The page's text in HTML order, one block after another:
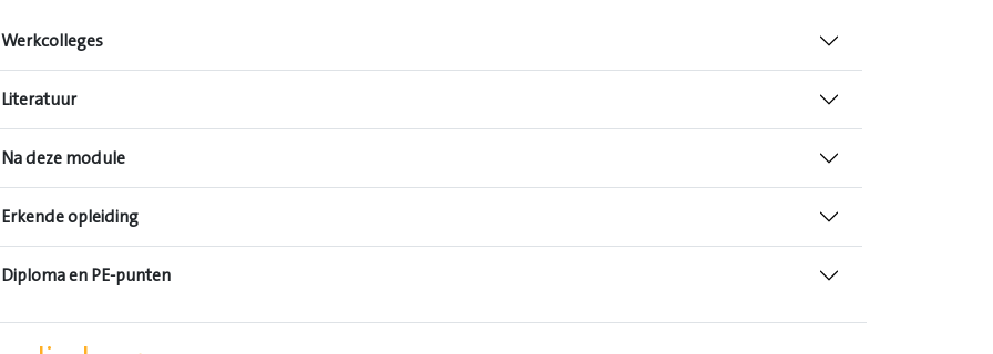
Werkcolleges
Literatuur
Na deze module
Erkende opleiding
Diploma en PE-punten